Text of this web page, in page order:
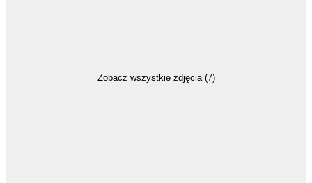
Zobacz wszystkie zdjęcia (7)